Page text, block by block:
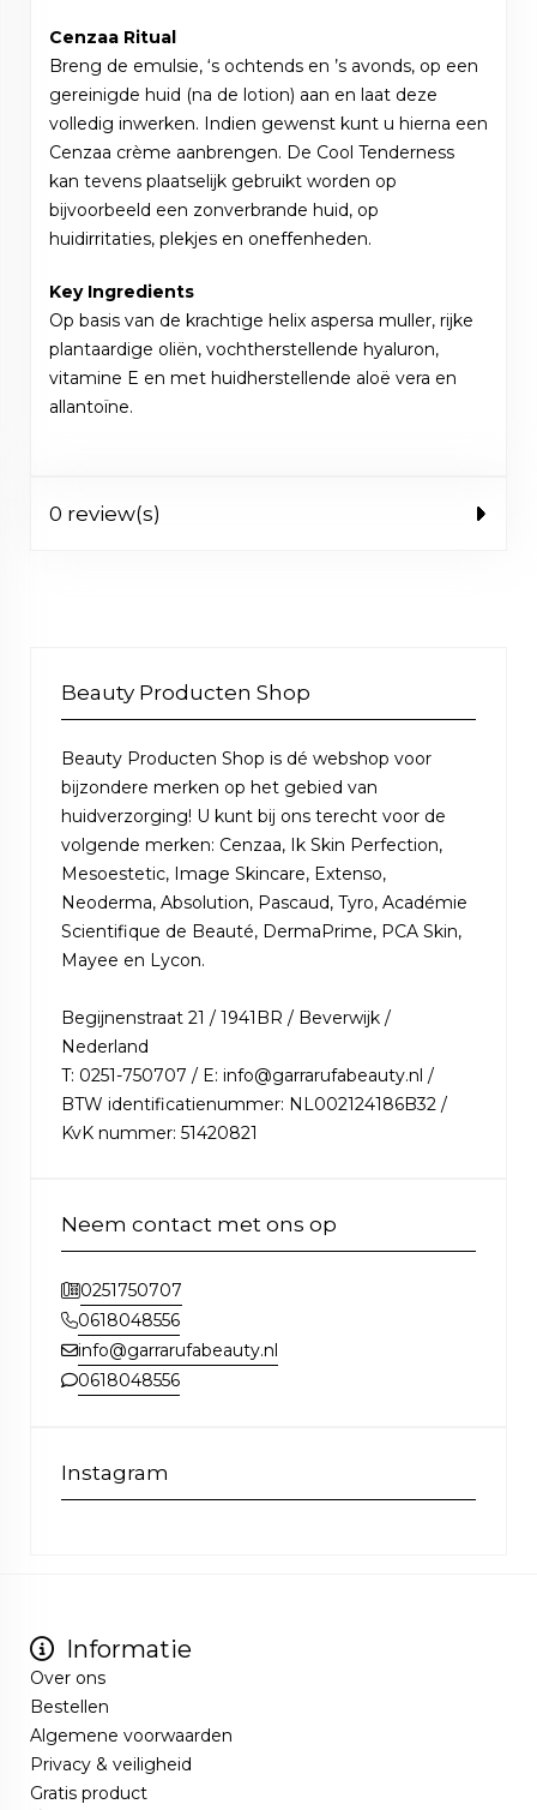
Cenzaa Ritual
Breng de emulsie, ‘s ochtends en ’s avonds, op een
gereinigde huid (na de lotion) aan en laat deze
volledig inwerken. Indien gewenst kunt u hierna een
Cenzaa crème aanbrengen. De Cool Tenderness
kan tevens plaatselijk gebruikt worden op
bijvoorbeeld een zonverbrande huid, op
huidirritaties, plekjes en oneffenheden.
Key Ingredients
Op basis van de krachtige helix aspersa muller, rijke
plantaardige oliën, vochtherstellende hyaluron,
vitamine E en met huidherstellende aloë vera en
allantoïne.
0 review(s)
Beauty Producten Shop
Beauty Producten Shop is dé webshop voor
bijzondere merken op het gebied van
huidverzorging! U kunt bij ons terecht voor de
volgende merken: Cenzaa, Ik Skin Perfection,
Mesoestetic, Image Skincare, Extenso,
Neoderma, Absolution, Pascaud, Tyro, Académie
Scientifique de Beauté, DermaPrime, PCA Skin,
Mayee en Lycon.
Begijnenstraat 21 / 1941BR / Beverwijk /
Nederland
T: 0251-750707 / E: info@garrarufabeauty.nl /
BTW identificatienummer: NL002124186B32 /
KvK nummer: 51420821
Neem contact met ons op
0251750707
0618048556
info@garrarufabeauty.nl
0618048556
Instagram
Informatie
Over ons
Bestellen
Algemene voorwaarden
Privacy & veiligheid
Gratis product